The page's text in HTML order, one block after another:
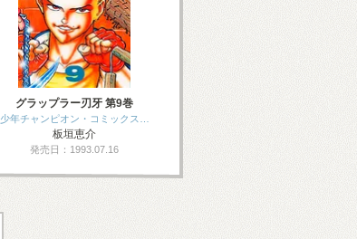
グラップラー刃牙 第9巻
少年チャンピオン・コミックス…
板垣恵介
発売日：1993.07.16